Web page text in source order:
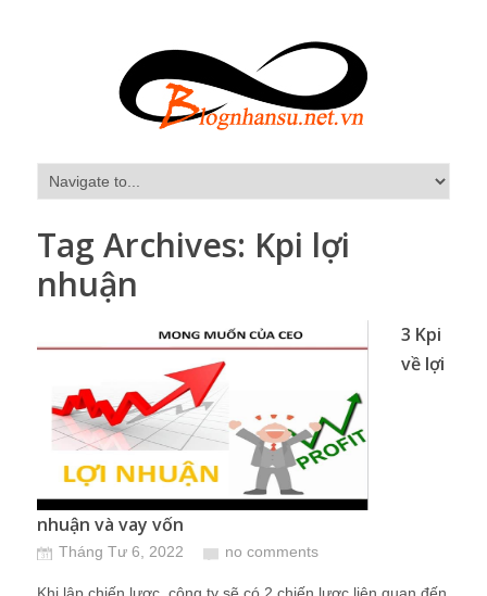
Tag Archives: Kpi lợi
nhuận
3 Kpi
về lợi
nhuận và vay vốn
Tháng Tư 6, 2022 no comments